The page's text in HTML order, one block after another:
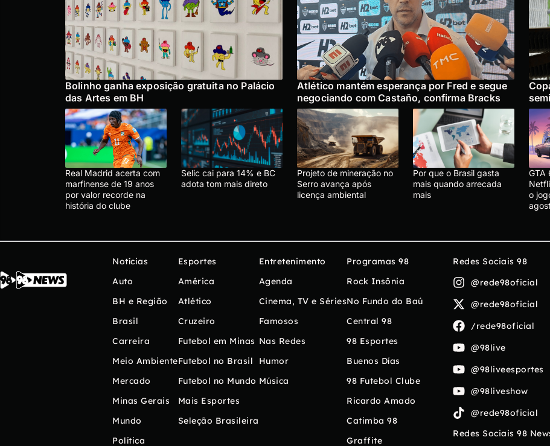
Bolinho ganha exposição gratuita no Palácio
das Artes em BH
Atlético mantém esperança por Fred e segue
negociando com Castaño, confirma Bracks
Real Madrid acerta com
marfinense de 19 anos
por valor recorde na
história do clube
Selic cai para 14% e BC
adota tom mais direto
Projeto de mineração no
Serro avança após
licença ambiental
Por que o Brasil gasta
mais quando arrecada
mais
GTA
o
Notícias
Auto
BH e Região
Brasil
Carreira
Meio Ambiente
Mercado
Minas Gerais
Mundo
Política
Esportes
América
Atlético
Cruzeiro
Futebol em Minas
Futebol no Brasil
Futebol no Mundo
Mais Esportes
Seleção Brasileira
Entretenimento
Agenda
Cinema, TV e Séries
Famosos
Nas Redes
Humor
Música
Programas 98
Rock Insônia
No Fundo do Baú
Central 98
98 Esportes
Buenos Días
98 Futebol Clube
Ricardo Amado
Catimba 98
Graffite
Redes Sociais 98
@rede98oficial
@rede98oficial
/rede98oficial
@98live
@98liveesportes
@98liveshow
@rede98oficial
Redes Sociais 98